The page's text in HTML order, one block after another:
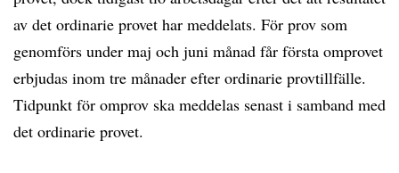
av det ordinarie provet har meddelats. För prov som
genomförs under maj och juni månad får första omprovet
erbjudas inom tre månader efter ordinarie provtillfälle.
Tidpunkt för omprov ska meddelas senast i samband med
det ordinarie provet.